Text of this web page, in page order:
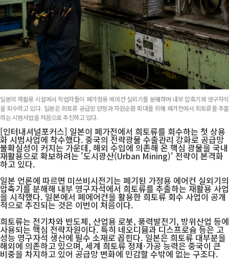
일본의 재활용 시설에서 작업자들이 폐가정용 에어컨 실외기를 분해하며 내부 압축기와 영구자석
을 회수하고 있다. 일본은 희토류 공급망 안정과 자원순환 확대를 위해 폐가전에서 희토류를 추출
하는 시범사업을 처음으로 추진하고 있다.
[인터내셔널포커스] 일본이 폐가전에서 희토류를 회수하는 첫 상용
화 시범사업에 착수했다. 중국의 전략광물 수출관리 강화로 공급망
불확실성이 커지는 가운데, 해외 수입에 의존해 온 핵심 광물을 국내
재활용으로 확보하려는 '도시광산(Urban Mining)' 전략이 본격화
하고 있다.
일본 언론에 따르면 미쓰비시전기는 폐기된 가정용 에어컨 실외기의
압축기를 분해해 내부 영구자석에서 희토류를 추출하는 재활용 사업
을 시작했다. 일본에서 폐에어컨을 활용한 희토류 회수 사업이 공개
적으로 추진되는 것은 이번이 처음이다.
희토류는 전기차와 반도체, 산업용 로봇, 풍력발전기, 방위산업 등에
사용되는 핵심 전략자원이다. 특히 네오디뮴과 디스프로슘 등은 고
성능 영구자석 생산에 필수 소재로 꼽힌다. 일본은 희토류 대부분을
해외에 의존하고 있으며, 세계 희토류 정제·가공 능력은 중국이 큰
비중을 차지하고 있어 공급망 변화에 민감할 수밖에 없는 구조다.